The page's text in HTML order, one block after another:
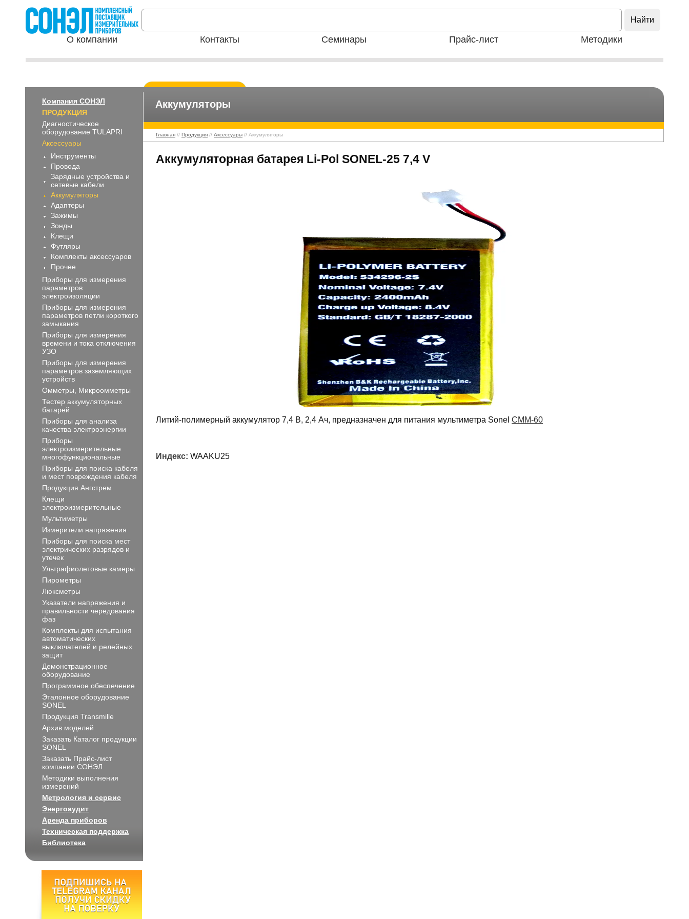
О компании Контакты Семинары Прайс-лист Методики
Компания СОНЭЛ
ПРОДУКЦИЯ
Диагностическое
оборудование TULAPRI
Аксессуары
Инструменты
Провода
Зарядные устройства и
сетевые кабели
Аккумуляторы
Адаптеры
Зажимы
Зонды
Клещи
Футляры
Комплекты аксессуаров
Прочее
Приборы для измерения
параметров
электроизоляции
Приборы для измерения
параметров петли короткого
замыкания
Приборы для измерения
времени и тока отключения
УЗО
Приборы для измерения
параметров заземляющих
устройств
Омметры, Микроомметры
Тестер аккумуляторных
батарей
Приборы для анализа
качества электроэнергии
Приборы
электроизмерительные
многофункциональные
Приборы для поиска кабеля
и мест повреждения кабеля
Продукция Ангстрем
Клещи
электроизмерительные
Мультиметры
Измерители напряжения
Приборы для поиска мест
электрических разрядов и
утечек
Ультрафиолетовые камеры
Пирометры
Люксметры
Указатели напряжения и
правильности чередования
фаз
Комплекты для испытания
автоматических
выключателей и релейных
защит
Демонстрационное
оборудование
Программное обеспечение
Эталонное оборудование
SONEL
Продукция Transmille
Архив моделей
Заказать Каталог продукции
SONEL
Заказать Прайс-лист
компании СОНЭЛ
Методики выполнения
измерений
Метрология и сервис
Энергоаудит
Аренда приборов
Техническая поддержка
Библиотека
Аккумуляторы
Главная // Продукция // Аксессуары // Аккумуляторы
Аккумуляторная батарея Li-Pol SONEL-25 7,4 V
Литий-полимерный аккумулятор 7,4 В, 2,4 Ач, предназначен для питания мультиметра Sonel CMM-60
Индекс: WAAKU25